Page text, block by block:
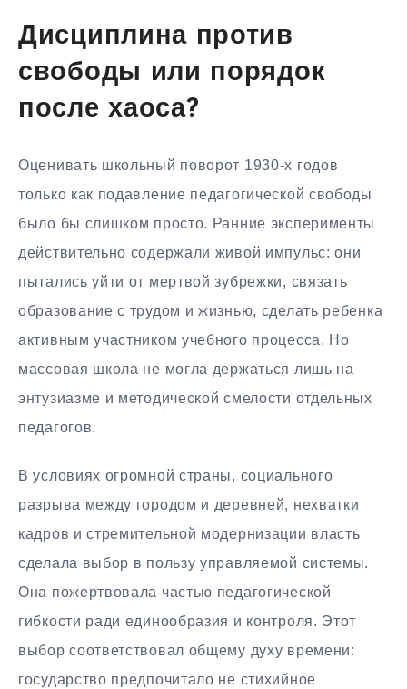
Дисциплина против
свободы или порядок
после хаоса?
Оценивать школьный поворот 1930-х годов
только как подавление педагогической свободы
было бы слишком просто. Ранние эксперименты
действительно содержали живой импульс: они
пытались уйти от мертвой зубрежки, связать
образование с трудом и жизнью, сделать ребенка
активным участником учебного процесса. Но
массовая школа не могла держаться лишь на
энтузиазме и методической смелости отдельных
педагогов.
В условиях огромной страны, социального
разрыва между городом и деревней, нехватки
кадров и стремительной модернизации власть
сделала выбор в пользу управляемой системы.
Она пожертвовала частью педагогической
гибкости ради единообразия и контроля. Этот
выбор соответствовал общему духу времени:
государство предпочитало не стихийное